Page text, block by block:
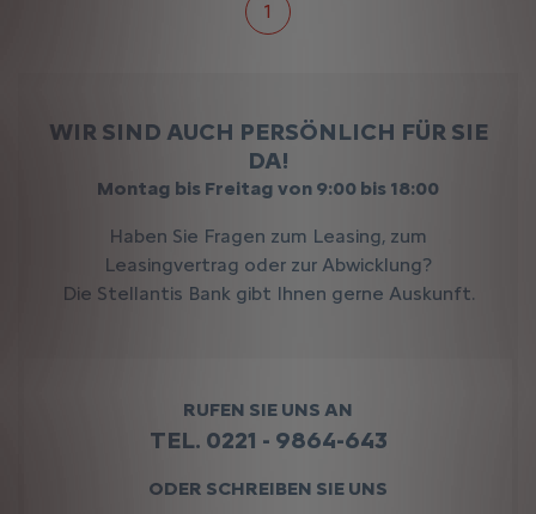
1
WIR SIND AUCH PERSÖNLICH FÜR SIE
DA!
Montag bis Freitag von 9:00 bis 18:00
Haben Sie Fragen zum Leasing, zum
Leasingvertrag oder zur Abwicklung?
Die Stellantis Bank gibt Ihnen gerne Auskunft.
RUFEN SIE UNS AN
TEL. 0221 - 9864-643
ODER SCHREIBEN SIE UNS